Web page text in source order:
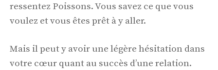
ressentez Poissons. Vous savez ce que vous
voulez et vous êtes prêt à y aller.
Mais il peut y avoir une légère hésitation dans
votre cœur quant au succès d’une relation.